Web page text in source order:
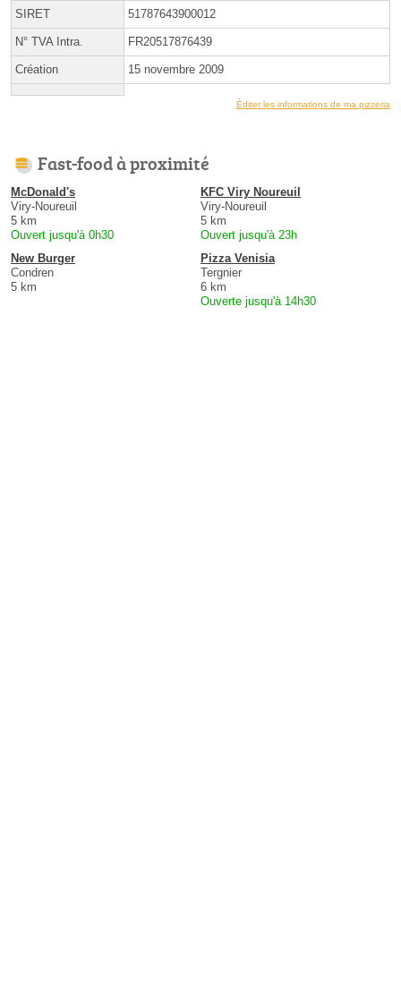
SIRET 51787643900012
N° TVA Intra. FR20517876439
Création 15 novembre 2009
Éditer les informations de ma pizzeria
Fast-food à proximité
McDonald's
Viry-Noureuil
5 km
Ouvert jusqu'à 0h30
KFC Viry Noureuil
Viry-Noureuil
5 km
Ouvert jusqu'à 23h
New Burger
Condren
5 km
Pizza Venisia
Tergnier
6 km
Ouverte jusqu'à 14h30